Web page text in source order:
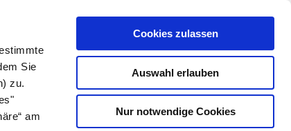
Sie
zu.
am
Cookies zulassen
Auswahl erlauben
Nur notwendige Cookies
Kundenlogin
Suche
Über uns